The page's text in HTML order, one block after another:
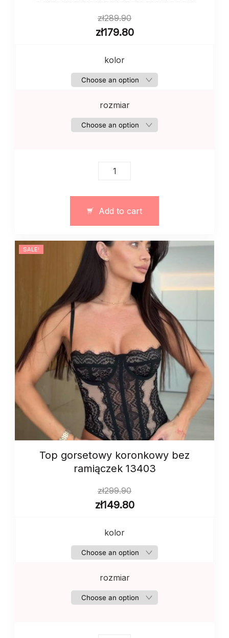
zł289.90
zł179.80
kolor
rozmiar
Sukienka-
quantity
Add to cart
SALE!
Top gorsetowy koronkowy bez
ramiączek 13403
zł299.90
zł149.80
kolor
rozmiar